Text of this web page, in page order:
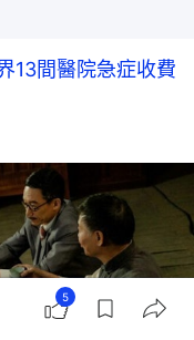
13間醫院急症收費
5